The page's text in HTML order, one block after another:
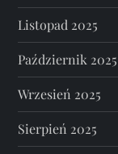
Listopad 2025
Październik 2025
Wrzesień 2025
Sierpień 2025